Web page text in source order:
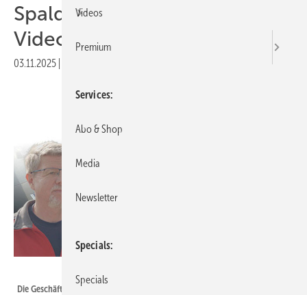
Spalding Elektrotechnik im
Video vorgestellt
03.11.2025
Die Geschäftsführer Ralf und Jan Spalding berichten, warum sie bei den
Videos
Premium
Services
Abo & Shop
Media
Newsletter
Specials
Specials